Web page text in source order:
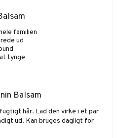
familien
ud
tynge
Balsam
hår. Lad den virke i et par
ud. Kan bruges dagligt for